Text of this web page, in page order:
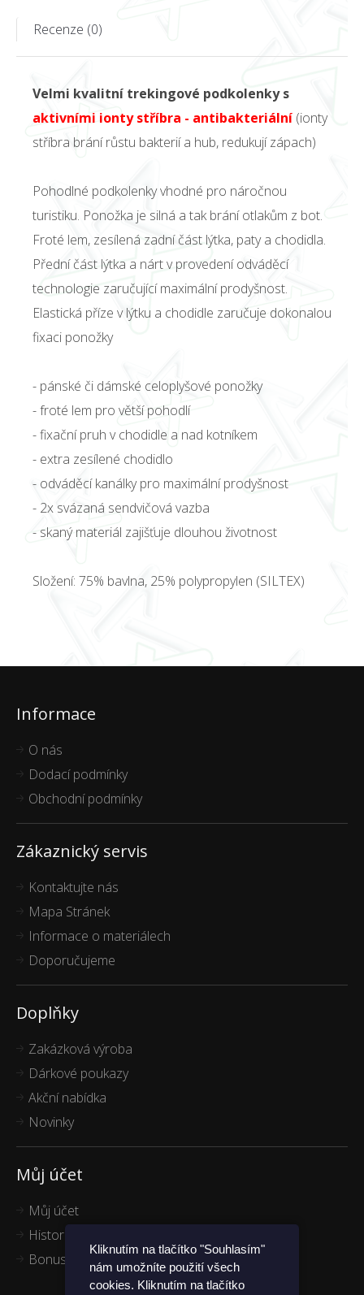
Recenze (0)
Velmi kvalitní trekingové podkolenky s
aktivními ionty stříbra - antibakteriální (ionty
stříbra brání růstu bakterií a hub, redukují zápach)
Pohodlné podkolenky vhodné pro náročnou
turistiku. Ponožka je silná a tak brání otlakům z bot.
Froté lem, zesílená zadní část lýtka, paty a chodidla.
Přední část lýtka a nárt v provedení odváděcí
technologie zaručující maximální prodyšnost.
Elastická příze v lýtku a chodidle zaručuje dokonalou
fixaci ponožky
- pánské či dámské celoplyšové ponožky
- froté lem pro větší pohodlí
- fixační pruh v chodidle a nad kotníkem
- extra zesílené chodidlo
- odváděcí kanálky pro maximální prodyšnost
- 2x svázaná sendvičová vazba
- skaný materiál zajišťuje dlouhou životnost
Složení: 75% bavlna, 25% polypropylen (SILTEX)
Informace
O nás
Dodací podmínky
Obchodní podmínky
Zákaznický servis
Kontaktujte nás
Mapa Stránek
Informace o materiálech
Doporučujeme
Doplňky
Zakázková výroba
Dárkové poukazy
Akční nabídka
Novinky
Můj účet
Můj účet
Historie objednávek
Bonus program
Kliknutím na tlačítko "Souhlasím"
nám umožníte použití všech
cookies. Kliknutím na tlačítko